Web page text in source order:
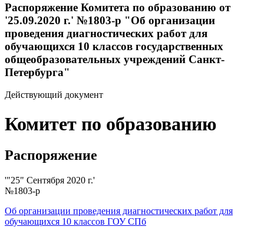
Распоряжение Комитета по образованию от
'25.09.2020 г.' №1803-р "Об организации
проведения диагностических работ для
обучающихся 10 классов государственных
общеобразовательных учреждений Санкт-
Петербурга"
Действующий документ
Комитет по образованию
Распоряжение
'"25" Сентября 2020 г.'
№1803-р
Об организации проведения диагностических работ для
обучающихся 10 классов ГОУ СПб